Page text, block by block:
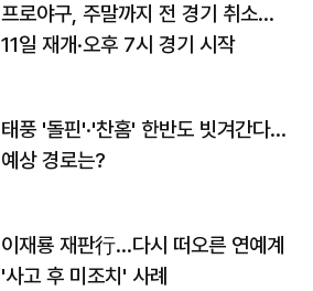
프로야구, 주말까지 전 경기 취소…
11일 재개·오후 7시 경기 시작
태풍 '돌핀'·'찬홈' 한반도 빗겨간다…
예상 경로는?
이재룡 재판行…다시 떠오른 연예계
'사고 후 미조치' 사례